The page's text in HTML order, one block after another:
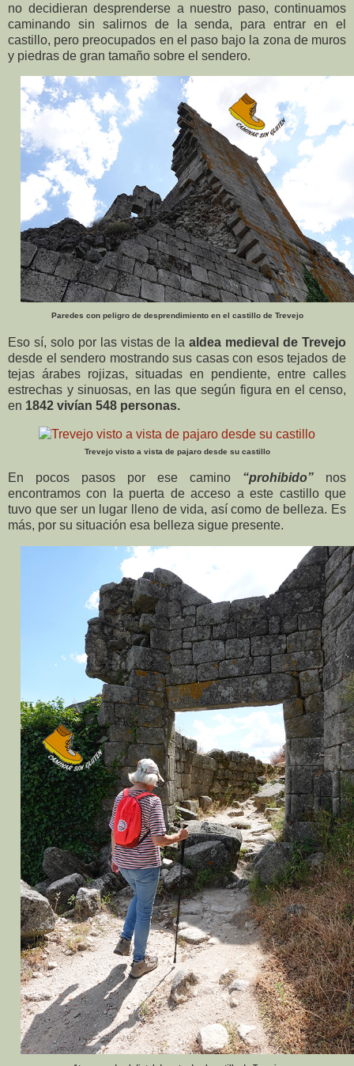
no decidieran desprenderse a nuestro paso, continuamos
caminando sin salirnos de la senda, para entrar en el
castillo, pero preocupados en el paso bajo la zona de muros
y piedras de gran tamaño sobre el sendero.
Paredes con peligro de desprendimiento en el castillo de Trevejo
Eso sí, solo por las vistas de laaldea medieval de Trevejo
desde el sendero mostrando sus casas con esos tejados de
tejas árabes rojizas, situadas en pendiente, entre calles
estrechas y sinuosas, en las que según figura en el censo,
en 1842 vivían 548 personas.
Trevejo visto a vista de pajaro desde su castillo
En pocos pasos por ese camino “prohibido” nos
encontramos con la puerta de acceso a este castillo que
tuvo que ser un lugar lleno de vida, así como de belleza. Es
más, por su situación esa belleza sigue presente.